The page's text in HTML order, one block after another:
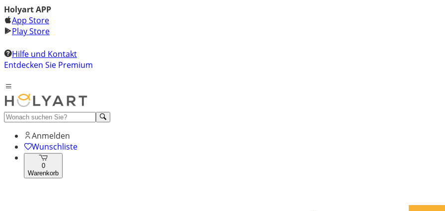
Holyart APP
App Store
Play Store
Hilfe und Kontakt
Entdecken Sie Premium
Anmelden
Wunschliste
0
Warenkorb